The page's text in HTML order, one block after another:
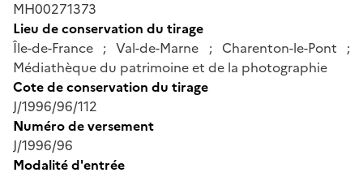
MH00271373
Lieu de conservation du tirage
Île-de-France ; Val-de-Marne ; Charenton-le-Pont ;
Médiathèque du patrimoine et de la photographie
Cote de conservation du tirage
J/1996/96/112
Numéro de versement
J/1996/96
Modalité d'entrée